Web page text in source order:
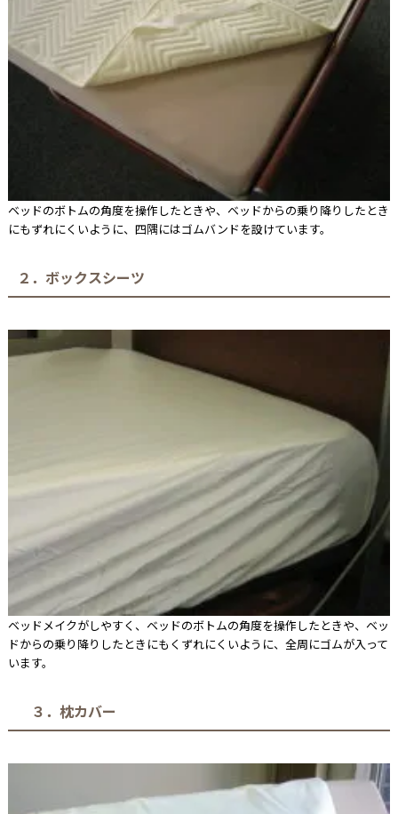
ベッドのボトムの角度を操作したときや、ベッドからの乗り降りしたとき
にもずれにくいように、四隅にはゴムバンドを設けています。
２．ボックスシーツ
ベッドメイクがしやすく、ベッドのボトムの角度を操作したときや、ベッ
ドからの乗り降りしたときにもくずれにくいように、全周にゴムが入って
います。
３．枕カバー